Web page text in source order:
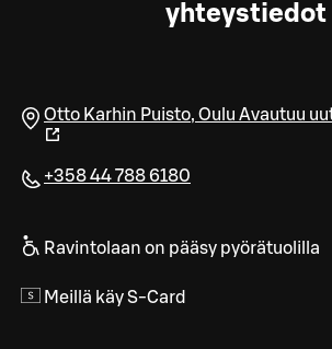
yhteystiedot
Otto Karhin Puisto, Oulu Avautuu
+358 44 788 6180
Ravintolaan on pääsy pyörätuolilla
Meillä käy S-Card